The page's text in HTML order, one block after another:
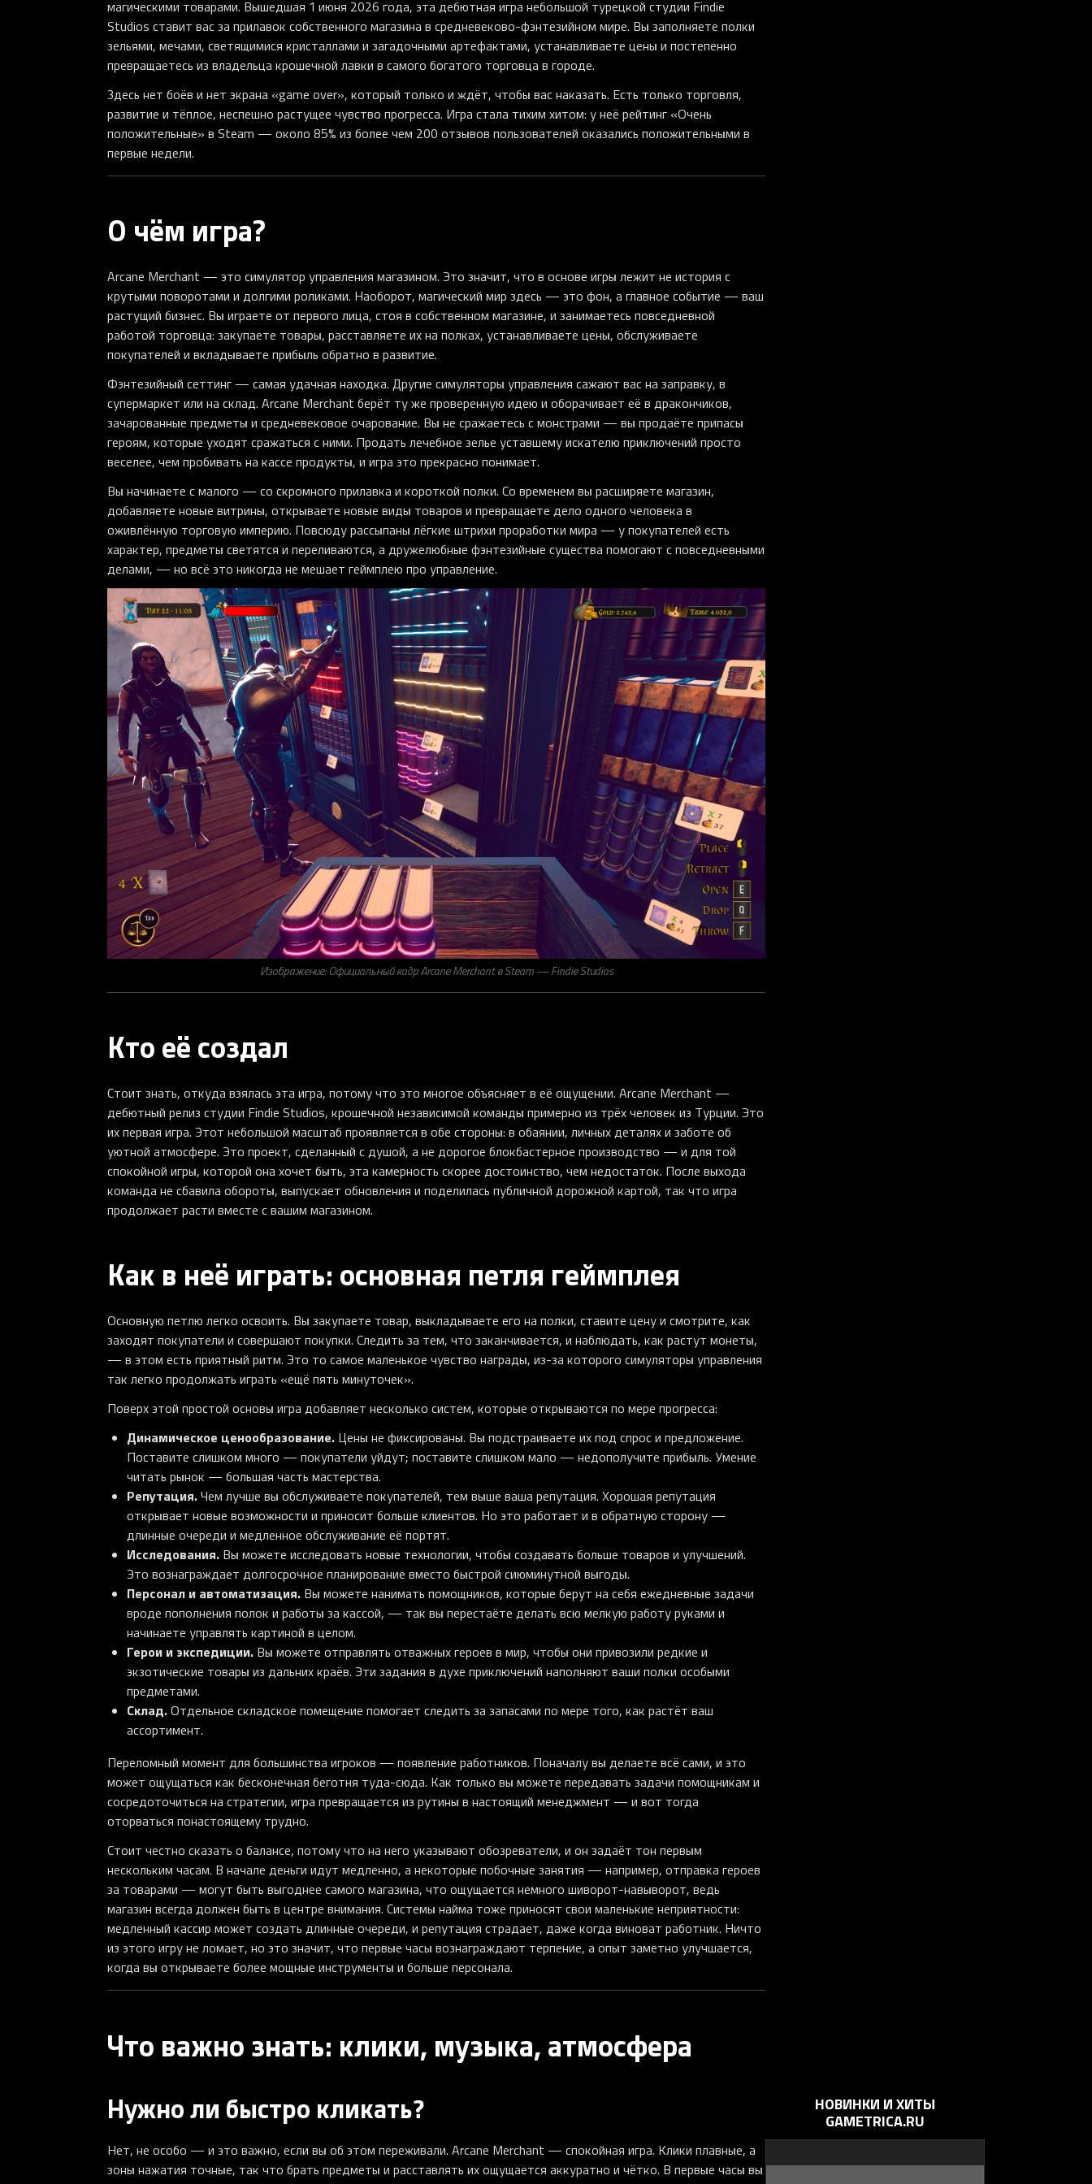
магическими товарами. Вышедшая 1 июня 2026 года, эта дебютная игра небольшой турецкой студии Findie
Studios ставит вас за прилавок собственного магазина в средневеково-фэнтезийном мире. Вы заполняете полки
зельями, мечами, светящимися кристаллами и загадочными артефактами, устанавливаете цены и постепенно
превращаетесь из владельца крошечной лавки в самого богатого торговца в городе.
Здесь нет боёв и нет экрана «game over», который только и ждёт, чтобы вас наказать. Есть только торговля,
развитие и тёплое, неспешно растущее чувство прогресса. Игра стала тихим хитом: у неё рейтинг «Очень
положительные» в Steam — около 85% из более чем 200 отзывов пользователей оказались положительными в
первые недели.
О чём игра?
Arcane Merchant — это симулятор управления магазином. Это значит, что в основе игры лежит не история с
крутыми поворотами и долгими роликами. Наоборот, магический мир здесь — это фон, а главное событие — ваш
растущий бизнес. Вы играете от первого лица, стоя в собственном магазине, и занимаетесь повседневной
работой торговца: закупаете товары, расставляете их на полках, устанавливаете цены, обслуживаете
покупателей и вкладываете прибыль обратно в развитие.
Фэнтезийный сеттинг — самая удачная находка. Другие симуляторы управления сажают вас на заправку, в
супермаркет или на склад. Arcane Merchant берёт ту же проверенную идею и оборачивает её в дракончиков,
зачарованные предметы и средневековое очарование. Вы не сражаетесь с монстрами — вы продаёте припасы
героям, которые уходят сражаться с ними. Продать лечебное зелье уставшему искателю приключений просто
веселее, чем пробивать на кассе продукты, и игра это прекрасно понимает.
Вы начинаете с малого — со скромного прилавка и короткой полки. Со временем вы расширяете магазин,
добавляете новые витрины, открываете новые виды товаров и превращаете дело одного человека в
оживлённую торговую империю. Повсюду рассыпаны лёгкие штрихи проработки мира — у покупателей есть
характер, предметы светятся и переливаются, а дружелюбные фэнтезийные существа помогают с повседневными
делами, — но всё это никогда не мешает геймплею про управление.
Изображение: Официальный кадр Arcane Merchant в Steam — Findie Studios
Кто её создал
Стоит знать, откуда взялась эта игра, потому что это многое объясняет в её ощущении. Arcane Merchant —
дебютный релиз студии Findie Studios, крошечной независимой команды примерно из трёх человек из Турции. Это
их первая игра. Этот небольшой масштаб проявляется в обе стороны: в обаянии, личных деталях и заботе об
уютной атмосфере. Это проект, сделанный с душой, а не дорогое блокбастерное производство — и для той
спокойной игры, которой она хочет быть, эта камерность скорее достоинство, чем недостаток. После выхода
команда не сбавила обороты, выпускает обновления и поделилась публичной дорожной картой, так что игра
продолжает расти вместе с вашим магазином.
Как в неё играть: основная петля геймплея
Основную петлю легко освоить. Вы закупаете товар, выкладываете его на полки, ставите цену и смотрите, как
заходят покупатели и совершают покупки. Следить за тем, что заканчивается, и наблюдать, как растут монеты,
— в этом есть приятный ритм. Это то самое маленькое чувство награды, из-за которого симуляторы управления
так легко продолжать играть «ещё пять минуточек».
Поверх этой простой основы игра добавляет несколько систем, которые открываются по мере прогресса:
Динамическое ценообразование. Цены не фиксированы. Вы подстраиваете их под спрос и предложение.
Поставите слишком много — покупатели уйдут; поставите слишком мало — недополучите прибыль. Умение
читать рынок — большая часть мастерства.
Репутация.Чем лучше вы обслуживаете покупателей, тем выше ваша репутация. Хорошая репутация
открывает новые возможности и приносит больше клиентов. Но это работает и в обратную сторону —
длинные очереди и медленное обслуживание её портят.
Исследования. Вы можете исследовать новые технологии, чтобы создавать больше товаров и улучшений.
Это вознаграждает долгосрочное планирование вместо быстрой сиюминутной выгоды.
Персонал и автоматизация. Вы можете нанимать помощников, которые берут на себя ежедневные задачи
вроде пополнения полок и работы за кассой, — так вы перестаёте делать всю мелкую работу руками и
начинаете управлять картиной в целом.
Герои и экспедиции. Вы можете отправлять отважных героев в мир, чтобы они привозили редкие и
экзотические товары из дальних краёв. Эти задания в духе приключений наполняют ваши полки особыми
предметами.
Склад.Отдельное складское помещение помогает следить за запасами по мере того, как растёт ваш
ассортимент.
Переломный момент для большинства игроков — появление работников. Поначалу вы делаете всё сами, и это
может ощущаться как бесконечная беготня туда-сюда. Как только вы можете передавать задачи помощникам и
сосредоточиться на стратегии, игра превращается из рутины в настоящий менеджмент — и вот тогда
оторваться понастоящему трудно.
Стоит честно сказать о балансе, потому что на него указывают обозреватели, и он задаёт тон первым
нескольким часам. В начале деньги идут медленно, а некоторые побочные занятия — например, отправка героев
за товарами — могут быть выгоднее самого магазина, что ощущается немного шиворот-навыворот, ведь
магазин всегда должен быть в центре внимания. Системы найма тоже приносят свои маленькие неприятности:
медленный кассир может создать длинные очереди, и репутация страдает, даже когда виноват работник. Ничто
из этого игру не ломает, но это значит, что первые часы вознаграждают терпение, а опыт заметно улучшается,
когда вы открываете более мощные инструменты и больше персонала.
Что важно знать: клики, музыка, атмосфера
Нужно ли быстро кликать?
Нет, не особо — и это важно, если вы об этом переживали. Arcane Merchant — спокойная игра. Клики плавные, а
зоны нажатия точные, так что брать предметы и расставлять их ощущается аккуратно и чётко. В первые часы вы
НОВИНКИ И ХИТЫ
GAMETRICA.RU